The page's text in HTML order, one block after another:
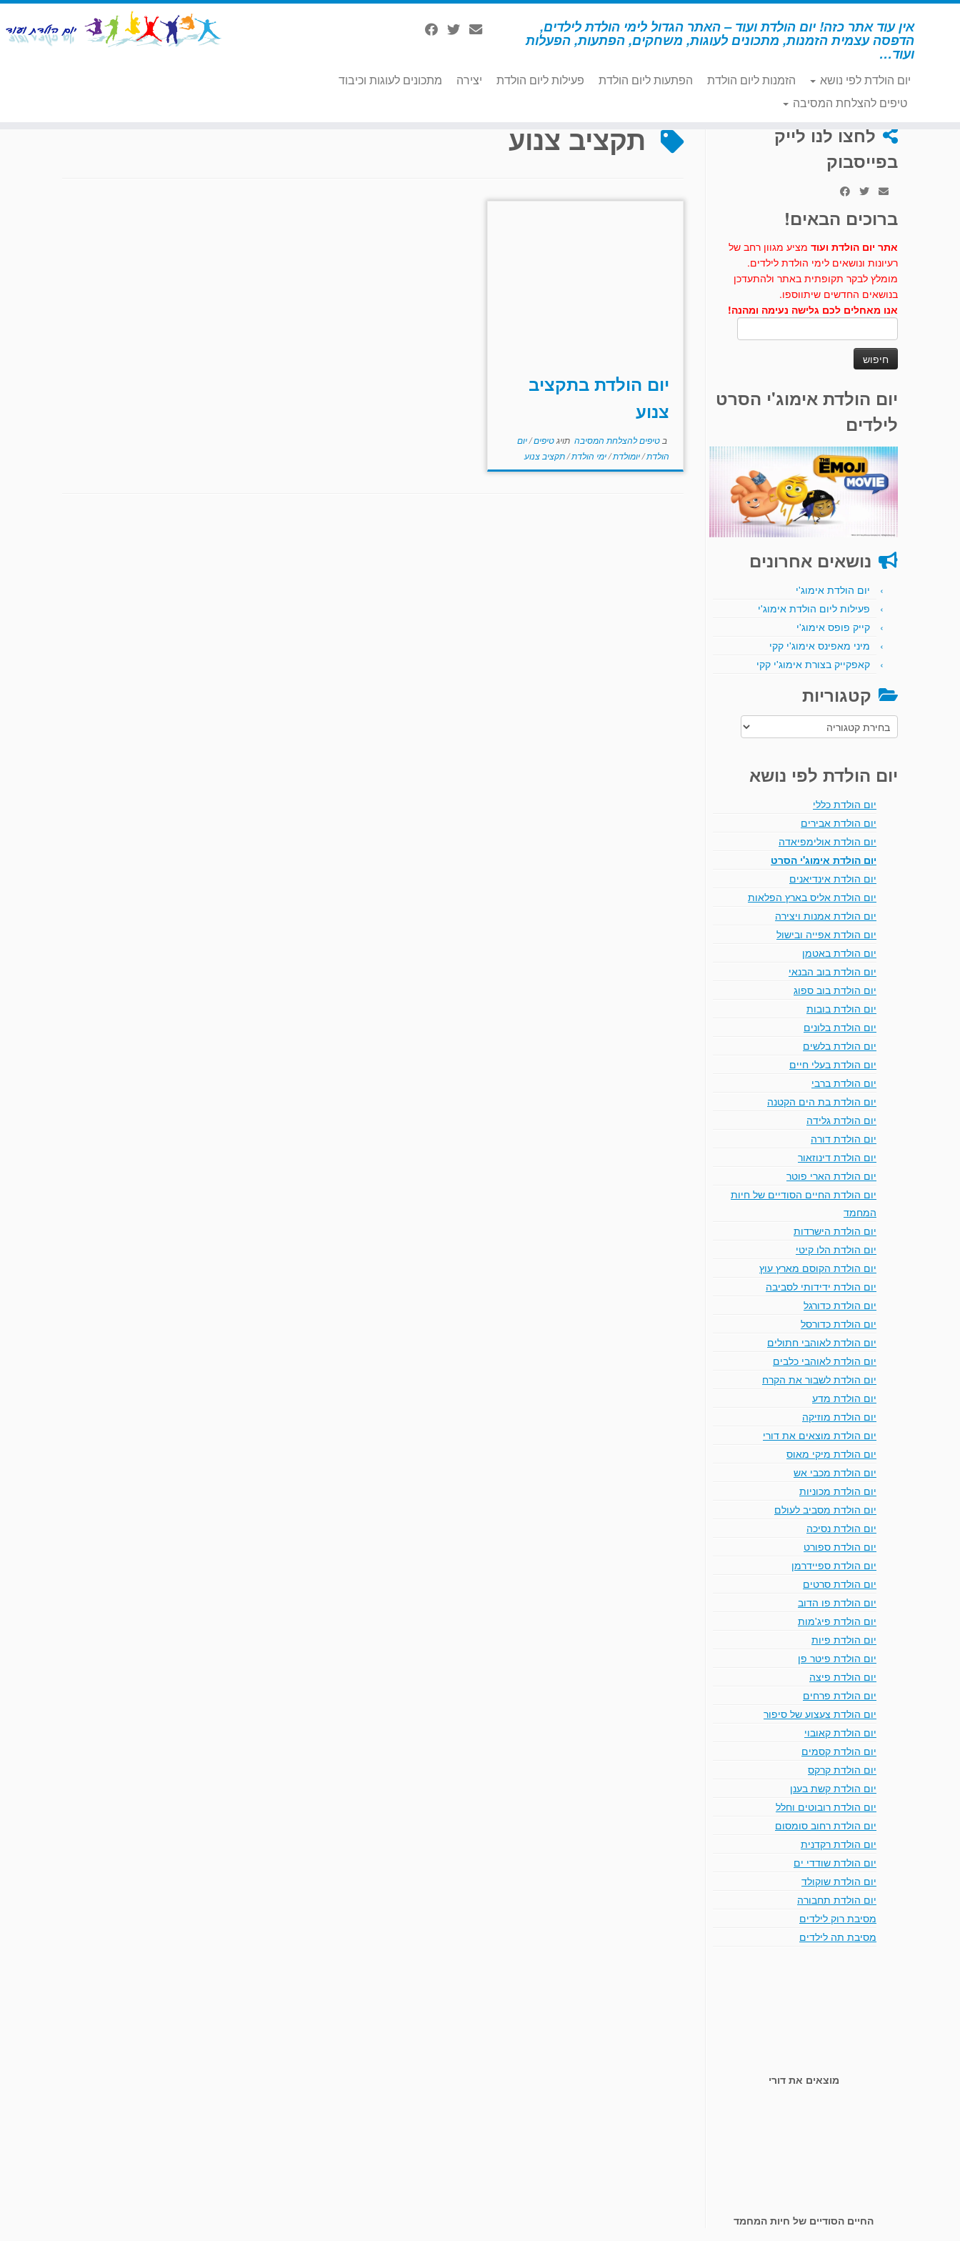
דלג
אין עוד אתר כזה! יום הולדת ועוד – האתר הגדול לימי הולדת לילדים,
הדפסה עצמית הזמנות, מתכונים לעוגות, משחקים, הפתעות, הפעלות
ועוד…
יום הולדת לפי נושא הזמנות ליום הולדת הפתעות ליום הולדת פעילות ליום הולדת יצירה
מתכונים לעוגות וכיבוד
טיפים להצלחת המסיבה
דף הבית » תקציב צנוע
לחצו לנו לייק
בפייסבוק
ברוכים הבאים!
אתר יום הולדת ועוד מציע מגוון רחב של
רעיונות ונושאים לימי הולדת לילדים.
מומלץ לבקר תקופתית באתר ולהתעדכן
בנושאים החדשים שיתווספו.
אנו מאחלים לכם גלישה נעימה ומהנה!
יום הולדת אימוג'י הסרט
לילדים
נושאים אחרונים
יום הולדת אימוג'י
פעילות ליום הולדת אימוג'י
קייק פופס אימוג'י
מיני מאפינס אימוג'י קקי
קאפקייק בצורת אימוג'י קקי
קטגוריות
קטגוריות
יום הולדת לפי נושא
יום הולדת כללי
יום הולדת אבירים
יום הולדת אולימפיאדה
יום הולדת אימוג'י הסרט
יום הולדת אינדיאנים
יום הולדת אליס בארץ הפלאות
יום הולדת אמנות ויצירה
יום הולדת אפייה ובישול
יום הולדת באטמן
יום הולדת בוב הבנאי
יום הולדת בוב ספוג
יום הולדת בובות
יום הולדת בלונים
יום הולדת בלשים
יום הולדת בעלי חיים
יום הולדת ברבי
יום הולדת בת הים הקטנה
יום הולדת גלידה
יום הולדת דורה
יום הולדת דינוזאור
יום הולדת הארי פוטר
יום הולדת החיים הסודיים של חיות
המחמד
יום הולדת הישרדות
יום הולדת הלו קיטי
יום הולדת הקוסם מארץ עוץ
יום הולדת ידידותי לסביבה
יום הולדת כדורגל
יום הולדת כדורסל
יום הולדת לאוהבי חתולים
יום הולדת לאוהבי כלבים
יום הולדת לשבור את הקרח
יום הולדת מדע
יום הולדת מוזיקה
יום הולדת מוצאים את דורי
יום הולדת מיקי מאוס
יום הולדת מכבי אש
יום הולדת מכוניות
יום הולדת מסביב לעולם
יום הולדת נסיכה
יום הולדת ספורט
יום הולדת ספיידרמן
יום הולדת סרטים
יום הולדת פו הדוב
יום הולדת פיג'מות
יום הולדת פיות
יום הולדת פיטר פן
יום הולדת פיצה
יום הולדת פרחים
יום הולדת צעצוע של סיפור
יום הולדת קאובוי
יום הולדת קסמים
יום הולדת קרקס
יום הולדת קשת בענן
יום הולדת רובוטים וחלל
יום הולדת רחוב סומסום
יום הולדת רקדנית
יום הולדת שודדי ים
יום הולדת שוקולד
יום הולדת תחבורה
מסיבת רוק לילדים
מסיבת תה לילדים
מוצאים את דורי
החיים הסודיים של חיות המחמד
תקציב צנוע
יום הולדת בתקציב
צנוע
בטיפים להצלחת המסיבה תויגטיפים/יום
הולדת/יומולדת/ימי הולדת/תקציב צנוע